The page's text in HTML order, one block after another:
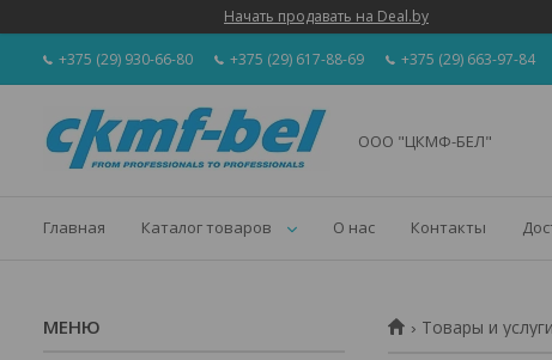
Начать продавать на Deal.by
+375 (29) 930-66-80 +375 (29) 617-88-69 +375 (29) 663-97-84
ООО "ЦКМФ-БЕЛ"
Главная Каталог товаров О нас Контакты
Товары и услуги